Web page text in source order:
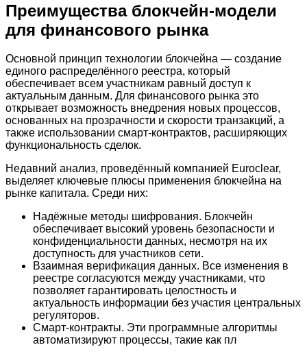
Преимущества блокчейн-модели
для финансового рынка
Основной принцип технологии блокчейна — создание
единого распределённого реестра, который
обеспечивает всем участникам равный доступ к
актуальным данным. Для финансового рынка это
открывает возможность внедрения новых процессов,
основанных на прозрачности и скорости транзакций, а
также использовании смарт-контрактов, расширяющих
функциональность сделок.
Недавний анализ, проведённый компанией Euroclear,
выделяет ключевые плюсы применения блокчейна на
рынке капитала. Среди них:
Надёжные методы шифрования. Блокчейн
обеспечивает высокий уровень безопасности и
конфиденциальности данных, несмотря на их
доступность для участников сети.
Взаимная верификация данных. Все изменения в
реестре согласуются между участниками, что
позволяет гарантировать целостность и
актуальность информации без участия центральных
регуляторов.
Смарт-контракты. Эти программные алгоритмы
автоматизируют процессы, такие как пл